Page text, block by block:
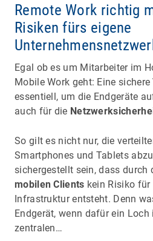
Remote Work richtig
Risiken fürs eigene
Egal ob es um Mitarbeiter im
Mobile Work geht: Eine
essentiell, um die Endgeräte
auch für die
So gilt es nicht nur, die
Smartphones und Tablets
sichergestellt sein, dass durch
mobilen Clients kein Risiko für
Infrastruktur entsteht. Denn
Endgerät, wenn dafür ein Loch
zentralen…